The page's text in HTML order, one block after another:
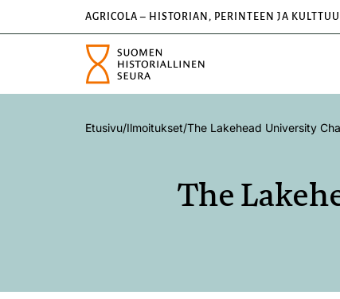
AGRICOLA – HISTORIAN, PERINTEEN JA
Etusivu/Ilmoitukset/The Lakehead University
The